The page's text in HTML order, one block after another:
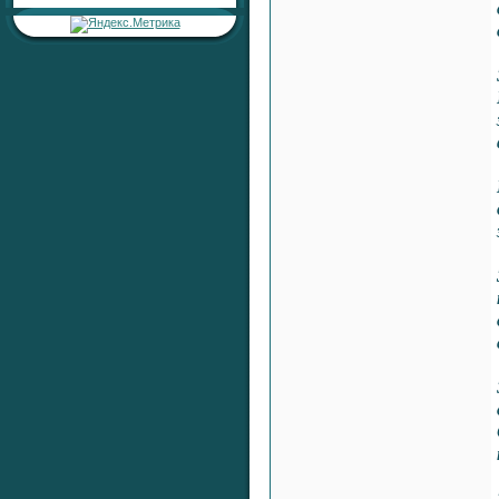
Тема:«Серебряный ключ к
сердцу»